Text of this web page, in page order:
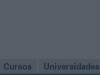
Cursos Universidades